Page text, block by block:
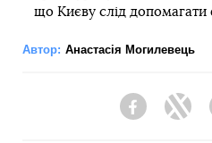
що Києву слід допомагати
Автор: Анастасія Могилевець
Facebook